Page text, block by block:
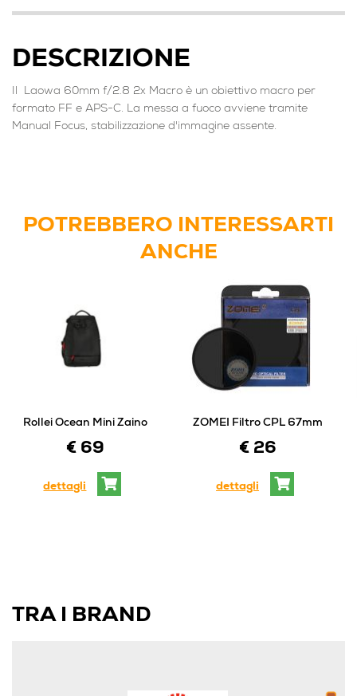
DESCRIZIONE
Il Laowa 60mm f/2.8 2x Macro è un obiettivo macro per
formato FF e APS-C. La messa a fuoco avviene tramite
Manual Focus, stabilizzazione d'immagine assente.
POTREBBERO INTERESSARTI
ANCHE
Rollei Ocean Mini Zaino
€ 69
dettagli
ZOMEI Filtro CPL 67mm
€ 26
dettagli
TRA I BRAND